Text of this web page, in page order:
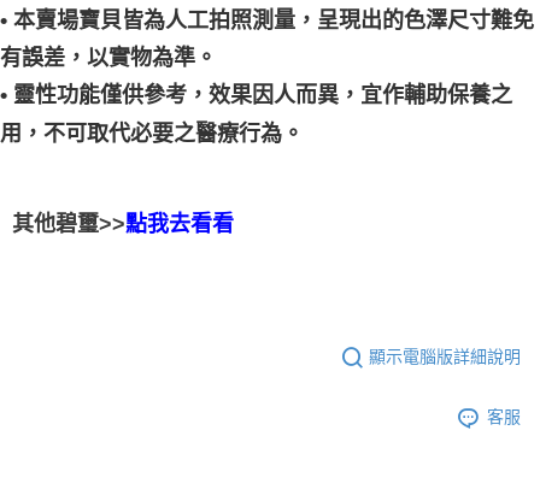
• 本賣場寶貝皆為人工拍照測量，呈現出的色澤尺寸難免
有誤差，以實物為準。
• 靈性功能僅供參考，效果因人而異，宜作輔助保養之
用，不可取代必要之醫療行為。
其他碧璽>>點我去看看
顯示電腦版詳細說明
客服